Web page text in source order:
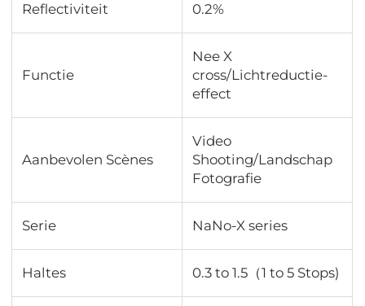
Reflectiviteit 0.2%
Functie
Nee X
cross/Lichtreductie-
effect
Aanbevolen Scènes
Video
Shooting/Landschap
Fotografie
Serie NaNo-X series
Haltes 0.3 to 1.5（1 to 5 Stops)